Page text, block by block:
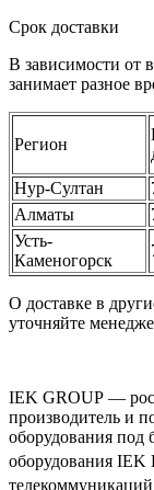
Срок доставки
В зависимости от
занимает разное
Регион
Нур-Султан
Алматы
Усть-
Каменогорск
О доставке в
уточняйте
IEK GROUP —
производитель и
оборудования под
оборудования IEK